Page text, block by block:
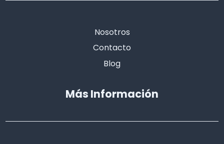
Nosotros
Contacto
Blog
Más Información